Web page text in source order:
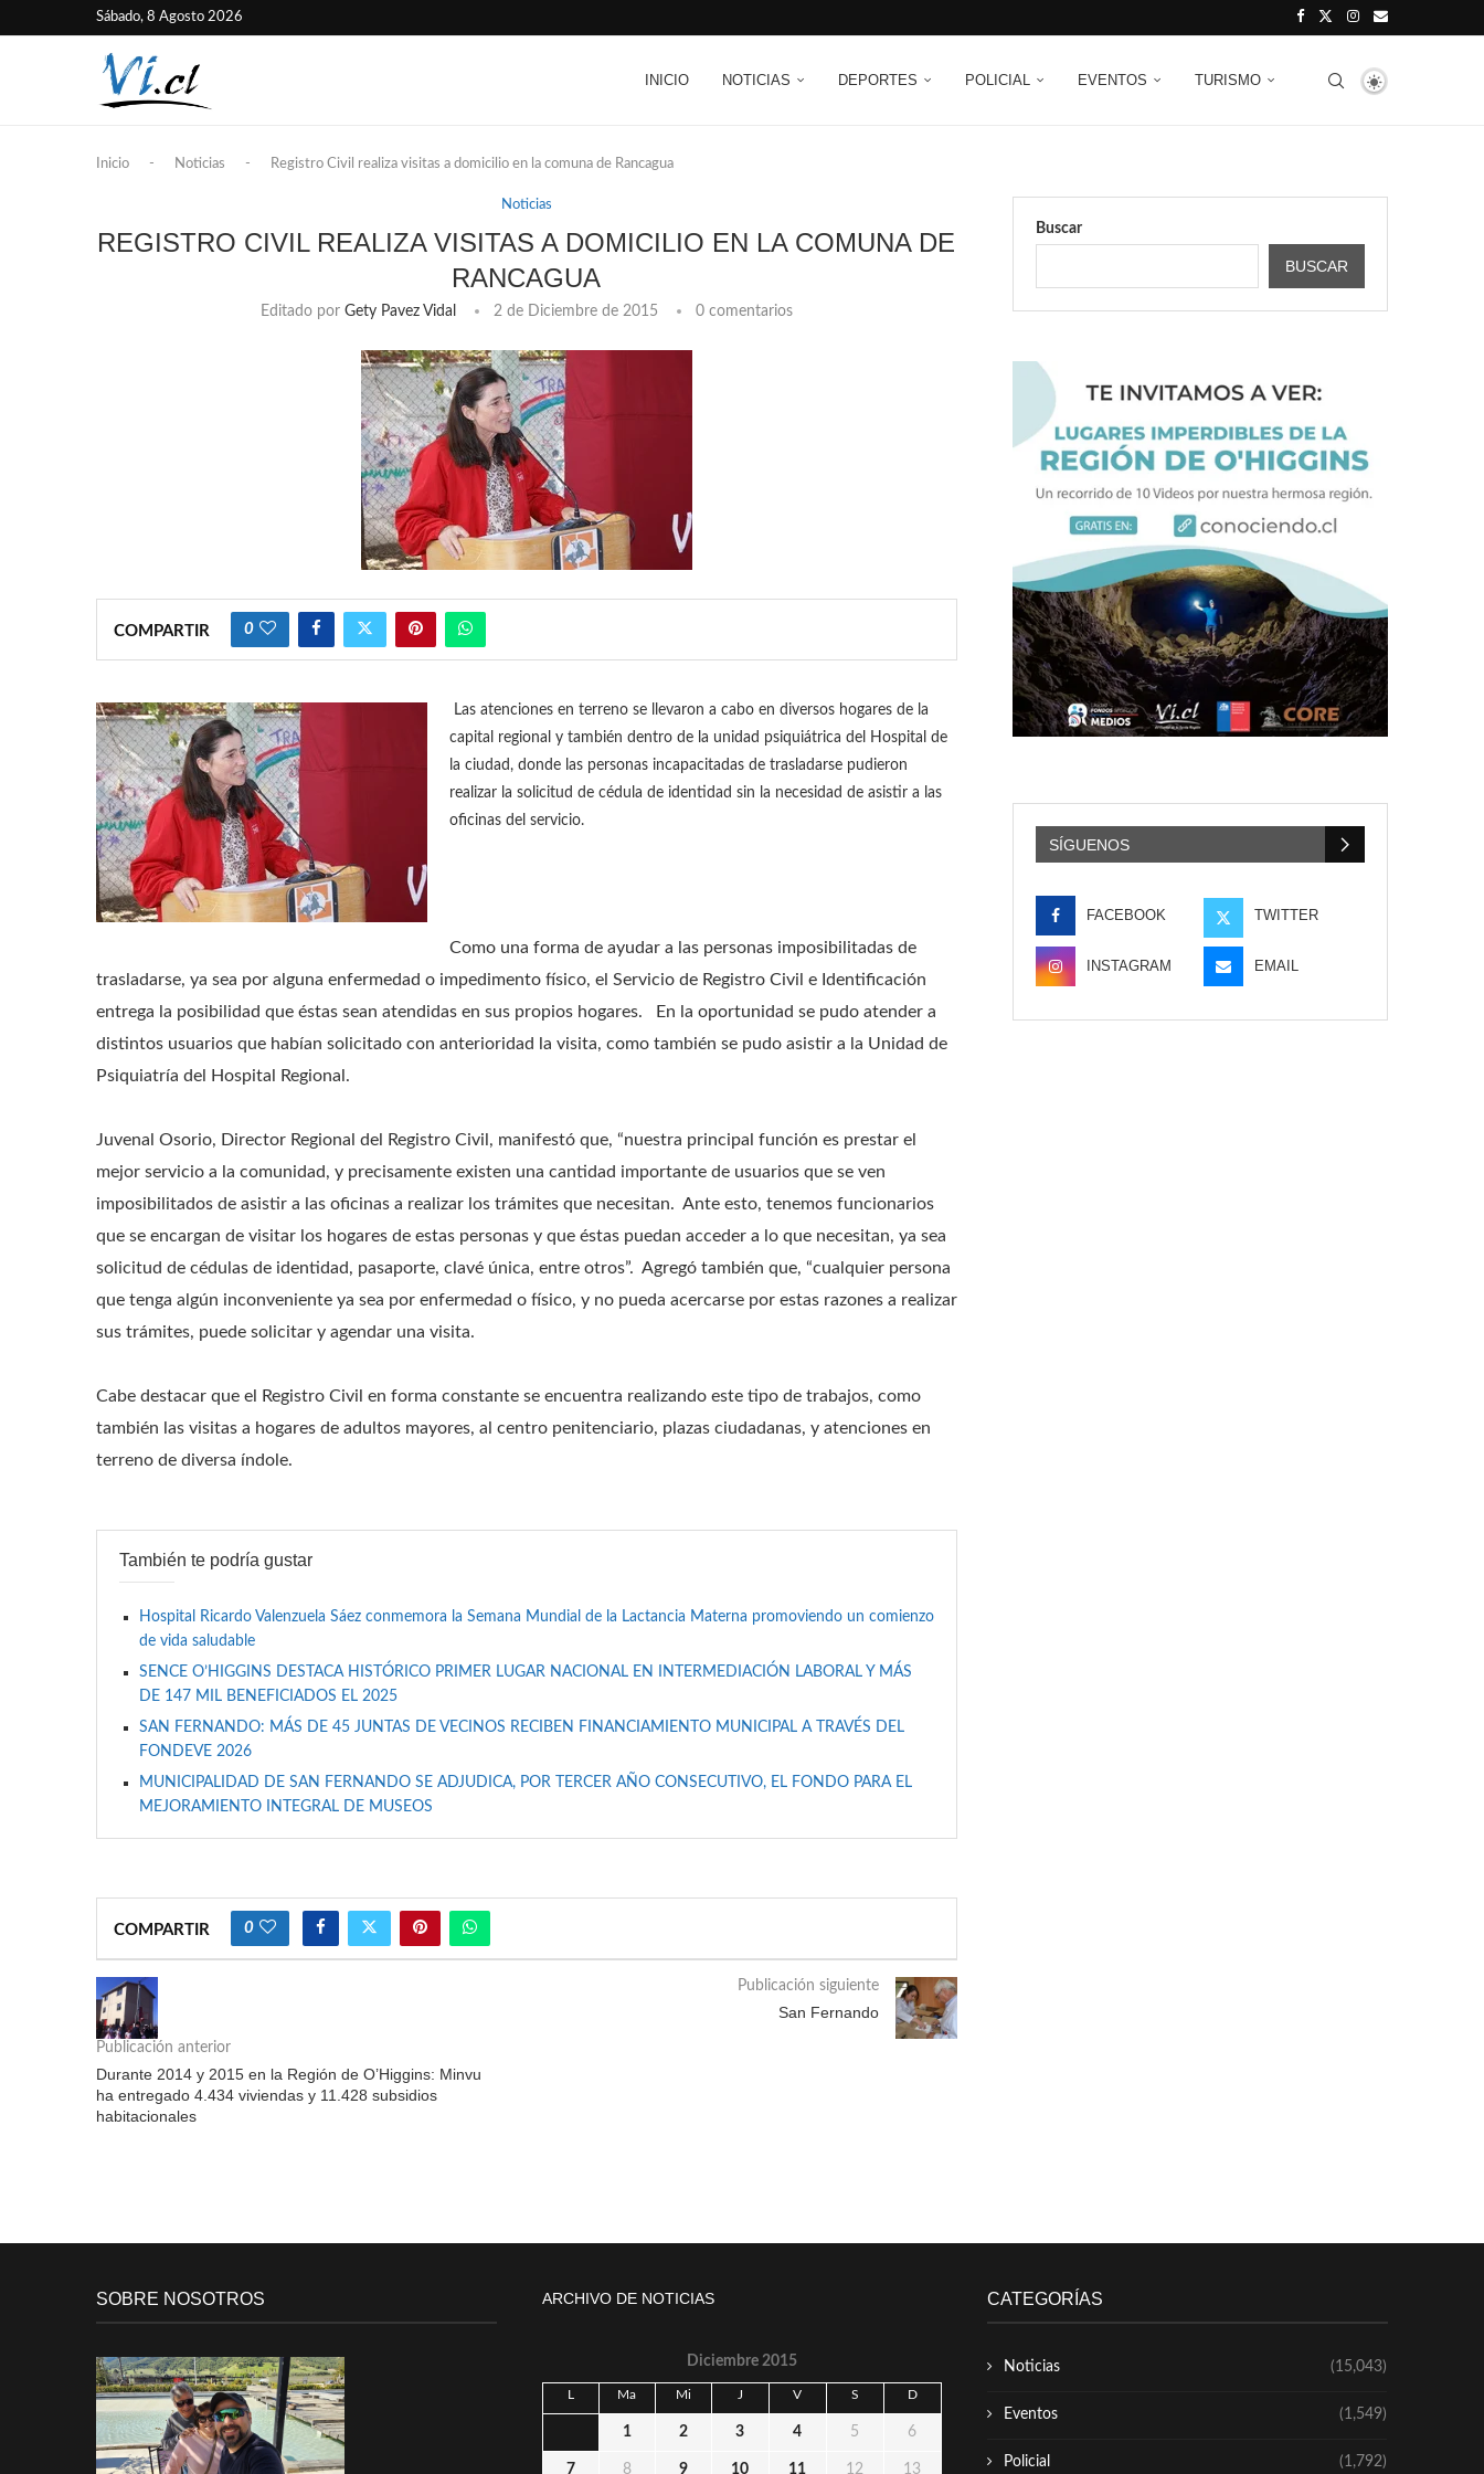
Sábado, 8 Agosto 2026
INICIO NOTICIAS DEPORTES POLICIAL EVENTOS TURISMO
Inicio - Noticias - Registro Civil realiza visitas a domicilio en la comuna de Rancagua
Noticias
REGISTRO CIVIL REALIZA VISITAS A DOMICILIO EN LA COMUNA DE
RANCAGUA
Editado por Gety Pavez Vidal 2 de Diciembre de 2015 0 comentarios
COMPARTIR 0
Las atenciones en terreno se llevaron a cabo en diversos hogares de la
capital regional y también dentro de la unidad psiquiátrica del Hospital de
la ciudad, donde las personas incapacitadas de trasladarse pudieron
realizar la solicitud de cédula de identidad sin la necesidad de asistir a las
oficinas del servicio.
Como una forma de ayudar a las personas imposibilitadas de
trasladarse, ya sea por alguna enfermedad o impedimento físico, el Servicio de Registro Civil e Identificación
entrega la posibilidad que éstas sean atendidas en sus propios hogares. En la oportunidad se pudo atender a
distintos usuarios que habían solicitado con anterioridad la visita, como también se pudo asistir a la Unidad de
Psiquiatría del Hospital Regional.
Juvenal Osorio, Director Regional del Registro Civil, manifestó que, “nuestra principal función es prestar el
mejor servicio a la comunidad, y precisamente existen una cantidad importante de usuarios que se ven
imposibilitados de asistir a las oficinas a realizar los trámites que necesitan. Ante esto, tenemos funcionarios
que se encargan de visitar los hogares de estas personas y que éstas puedan acceder a lo que necesitan, ya sea
solicitud de cédulas de identidad, pasaporte, clavé única, entre otros”. Agregó también que, “cualquier persona
que tenga algún inconveniente ya sea por enfermedad o físico, y no pueda acercarse por estas razones a realizar
sus trámites, puede solicitar y agendar una visita.
Cabe destacar que el Registro Civil en forma constante se encuentra realizando este tipo de trabajos, como
también las visitas a hogares de adultos mayores, al centro penitenciario, plazas ciudadanas, y atenciones en
terreno de diversa índole.
También te podría gustar
Hospital Ricardo Valenzuela Sáez conmemora la Semana Mundial de la Lactancia Materna promoviendo un comienzo
de vida saludable
SENCE O’HIGGINS DESTACA HISTÓRICO PRIMER LUGAR NACIONAL EN INTERMEDIACIÓN LABORAL Y MÁS
DE 147 MIL BENEFICIADOS EL 2025
SAN FERNANDO: MÁS DE 45 JUNTAS DE VECINOS RECIBEN FINANCIAMIENTO MUNICIPAL A TRAVÉS DEL
FONDEVE 2026
MUNICIPALIDAD DE SAN FERNANDO SE ADJUDICA, POR TERCER AÑO CONSECUTIVO, EL FONDO PARA EL
MEJORAMIENTO INTEGRAL DE MUSEOS
COMPARTIR 0
Publicación anterior
Durante 2014 y 2015 en la Región de O’Higgins: Minvu
ha entregado 4.434 viviendas y 11.428 subsidios
habitacionales
Publicación siguiente
San Fernando
Buscar
BUSCAR
SÍGUENOS
FACEBOOK TWITTER
INSTAGRAM EMAIL
SOBRE NOSOTROS ARCHIVO DE NOTICIAS
Diciembre 2015
L Ma Mi J V S D
1 2 3 4 5 6
7 8 9 10 11 12 13
CATEGORÍAS
Noticias (15,043)
Eventos (1,549)
Policial (1,792)